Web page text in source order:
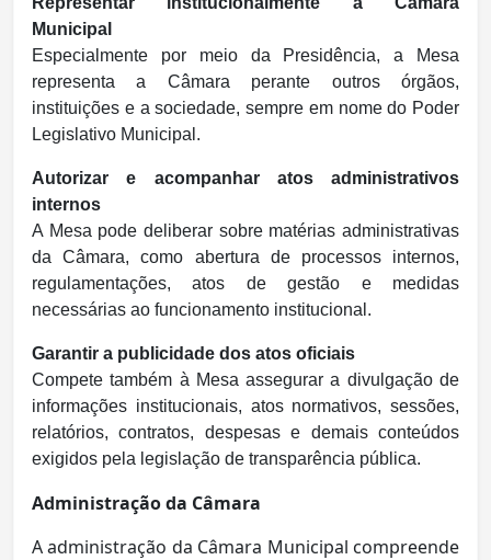
Municipal
Especialmente por meio da Presidência, a Mesa
representa a Câmara perante outros órgãos,
instituições e a sociedade, sempre em nome do Poder
Legislativo Municipal.
Autorizar e acompanhar atos administrativos
internos
A Mesa pode deliberar sobre matérias administrativas
da Câmara, como abertura de processos internos,
regulamentações, atos de gestão e medidas
necessárias ao funcionamento institucional.
Garantir a publicidade dos atos oficiais
Compete também à Mesa assegurar a divulgação de
informações institucionais, atos normativos, sessões,
relatórios, contratos, despesas e demais conteúdos
exigidos pela legislação de transparência pública.
Administração da Câmara
A administração da Câmara Municipal compreende